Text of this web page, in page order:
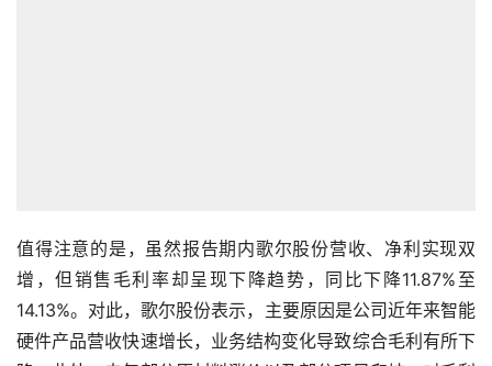
也会有短时间影响。对此，公司将会通过提升精益运营效
率，加强自制零组件比例等方式持续改善。
VR/AR仍是主要发力点，成为“元宇宙供应商”